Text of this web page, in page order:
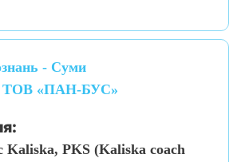
- Суми
ТОВ «ПАН-БУС»
Kaliska, PKS (Kaliska coach